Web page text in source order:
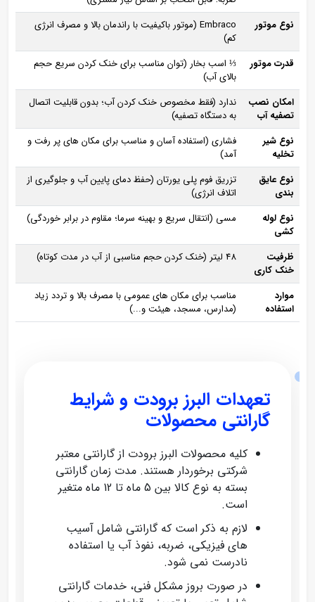
نوع موتور
Embraco (موتور باکیفیت با راندمان بالا و مصرف انرژی
کم)
قدرت موتور
⅓ اسب بخار (توان مناسب برای خنک کردن سریع حجم
بالای آب)
امکان نصب
تصفیه آب
ندارد (فقط مخصوص خنک کردن آب؛ بدون قابلیت اتصال
به دستگاه تصفیه)
نوع شیر
تخلیه
فشاری (استفاده آسان و مناسب برای مکان‌ های پر رفت‌ و
آمد)
نوع عایق‌
بندی
تزریق فوم پلی‌ یورتان (حفظ دمای پایین آب و جلوگیری از
اتلاف انرژی)
نوع لوله‌
کشی
مسی (انتقال سریع و بهینه سرما؛ مقاوم در برابر خوردگی)
ظرفیت
خنک‌ کاری
48 لیتر (خنک کردن حجم مناسبی از آب در مدت کوتاه)
موارد
استفاده
مناسب برای مکان‌ های عمومی با مصرف بالا و تردد زیاد
(مدارس، مسجد، هیئت و...)
تعهدات البرز برودت و شرایط
گارانتی محصولات
کلیه محصولات البرز برودت از گارانتی معتبر
شرکتی برخوردار هستند. مدت زمان گارانتی
بسته به نوع کالا بین 5 ماه تا 12 ماه متغیر
است.
لازم به ذکر است که گارانتی شامل آسیب‌
های فیزیکی، ضربه، نفوذ آب یا استفاده
نادرست نمی‌ شود.
در صورت بروز مشکل فنی، خدمات گارانتی